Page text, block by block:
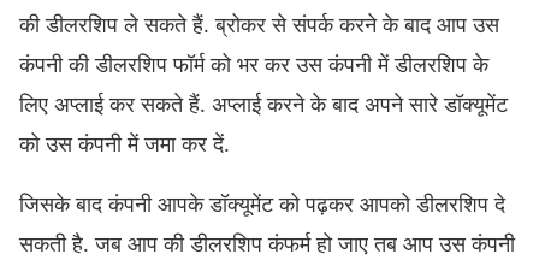
की डीलरशिप ले सकते हैं. ब्रोकर से संपर्क करने के बाद आप उस
कंपनी की डीलरशिप फॉर्म को भर कर उस कंपनी में डीलरशिप के
लिए अप्लाई कर सकते हैं. अप्लाई करने के बाद अपने सारे डॉक्यूमेंट
को उस कंपनी में जमा कर दें.
जिसके बाद कंपनी आपके डॉक्यूमेंट को पढ़कर आपको डीलरशिप दे
सकती है. जब आप की डीलरशिप कंफर्म हो जाए तब आप उस कंपनी